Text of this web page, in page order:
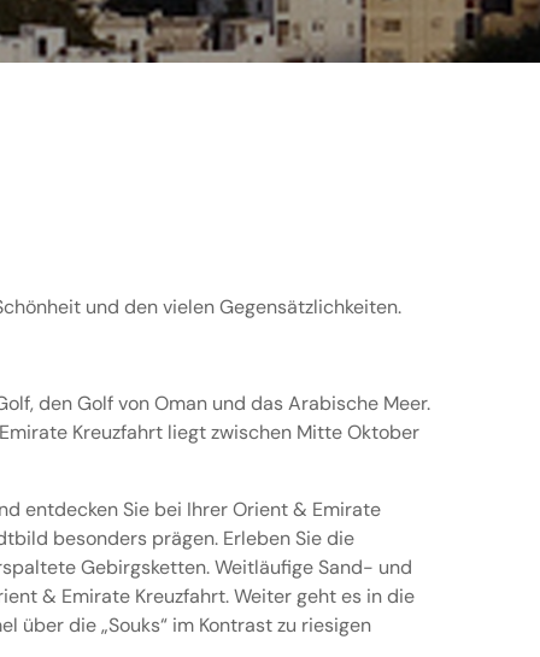
und den vielen Gegensätzlichkeiten.
den Golf von Oman und das Arabische Meer.
Kreuzfahrt liegt zwischen Mitte Oktober
entdecken Sie bei Ihrer Orient & Emirate
besonders prägen. Erleben Sie die
Gebirgsketten. Weitläufige Sand- und
& Emirate Kreuzfahrt. Weiter geht es in die
über die „Souks“ im Kontrast zu riesigen